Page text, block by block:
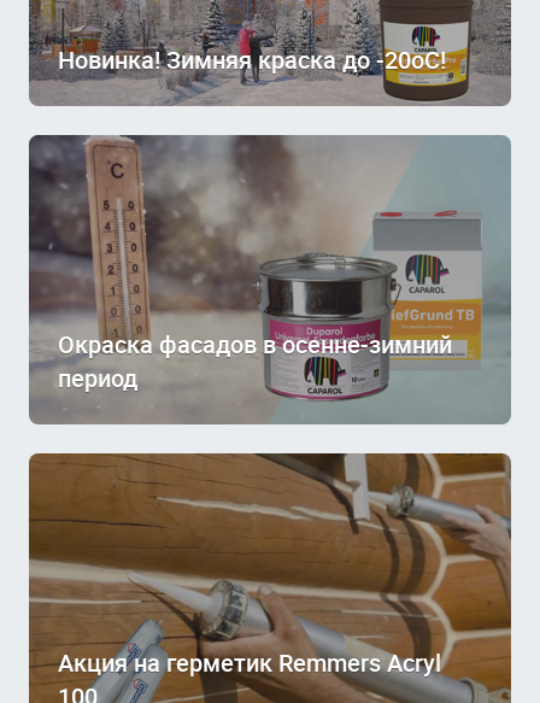
Новинка! Зимняя краска до -20оС!
Окраска фасадов в осенне-зимний
период
Акция на герметик Remmers Acryl
100